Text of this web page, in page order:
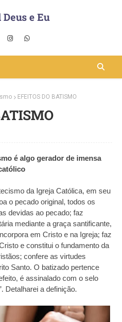
e Eu
EFEITOS DO BATISMO
é algo gerador de imensa
da Igreja Católica, em seu
o pecado original, todos os
devidas ao pecado; faz
mediante a graça santificante,
em Cristo e na Igreja; faz
e constitui o fundamento da
confere as virtudes
Santo. O batizado pertence
é assinalado com o selo
Detalharei a definição.